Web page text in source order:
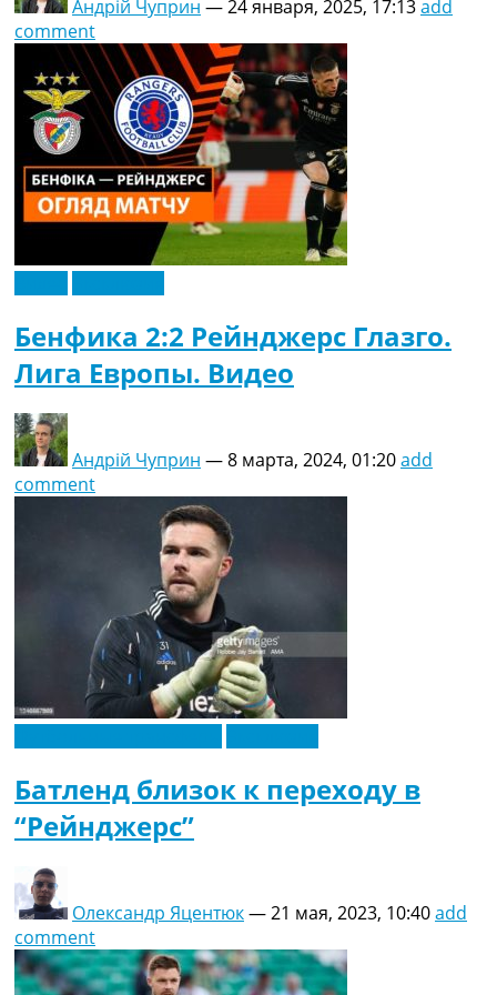
Андрій Чуприн —24 января, 2025, 17:13add
comment
Бенфика 2:2 Рейнджерс Глазго.
Лига Европы. Видео
Андрій Чуприн —8 марта, 2024, 01:20add
comment
Батленд близок к переходу в
“Рейнджерс”
Олександр Яцентюк—21 мая, 2023, 10:40add
comment